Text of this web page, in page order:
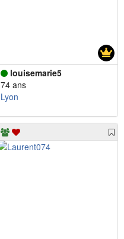
louisemarie5
74 ans
Lyon